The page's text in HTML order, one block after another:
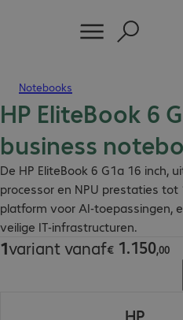
Notebooks
HP EliteBook 6
business
De HP EliteBook 6 G1a 16 inch,
processor en NPU prestaties tot
platform voor AI-toepassingen,
veilige IT-infrastructuren.
1variant vanaf€ 1.150,00
€ 1.150,00
HP